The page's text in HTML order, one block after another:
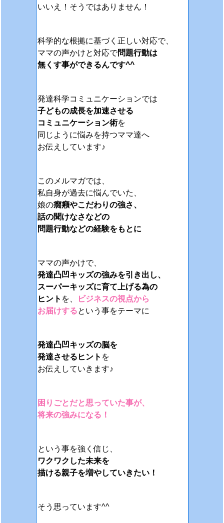
いいえ！そうではありません！
科学的な根拠に基づく正しい対応で、
ママの声かけと対応で問題行動は
無くす事ができるんです^^
発達科学コミュニケーションでは
子どもの成長を加速させる
コミュニケーション術を
同じように悩みを持つママ達へ
お伝えしています♪
このメルマガでは、
私自身が過去に悩んでいた、
娘の癇癪やこだわりの強さ、
話の聞けなさなどの
問題行動などの経験をもとに
ママの声かけで、
発達凸凹キッズの強みを引き出し、
スーパーキッズに育て上げる為の
ヒント を、
ビジネスの視点から
お届けするという事をテーマに
発達凸凹キッズの脳を
発達させるヒント を
お伝えしていきます♪
困りごとだと思っていた事が、
将来の強みになる！
という事を強く信じ、
ワクワクした未来を
描ける親子を増やしていきたい！
そう思っています^^